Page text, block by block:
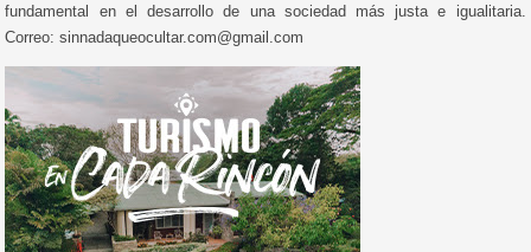
fundamental en el desarrollo de una sociedad más justa e igualitaria.
Correo: sinnadaqueocultar.com@gmail.com